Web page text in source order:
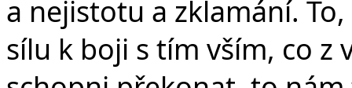
a nejistotu a zklamání.
sílu k boji s tím vším, co z